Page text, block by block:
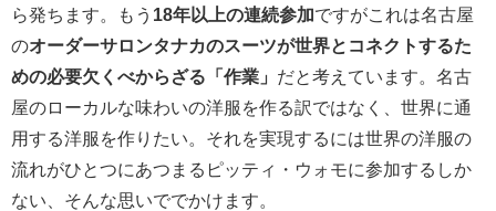
ら発ちます。もう 18年以上の連続参加ですがこれは名古屋
のオーダーサロンタナカのスーツが世界とコネクトするた
めの必要欠くべからざる「作業」 だと考えています。名古
屋のローカルな味わいの洋服を作る訳ではなく、世界に通
用する洋服を作りたい。それを実現するには世界の洋服の
流れがひとつにあつまるピッティ・ウォモに参加するしか
ない、そんな思いででかけます。